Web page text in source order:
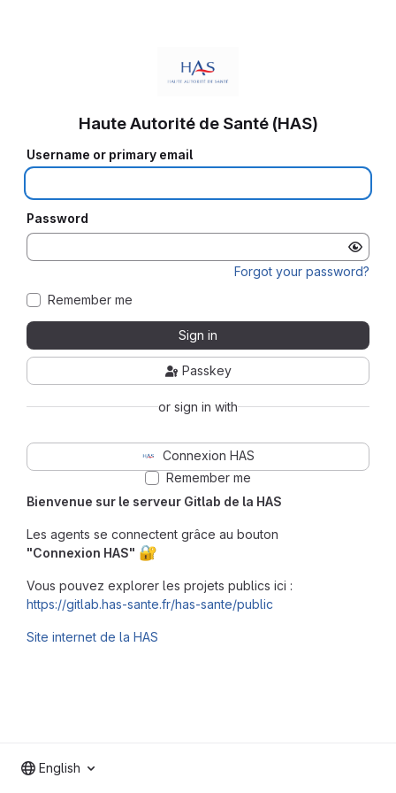
Bienvenue sur le serveur Gitlab de la HAS
Les agents se connectent grâce au bouton
"Connexion HAS" 🔐
Vous pouvez explorer les projets publics ici :
https://gitlab.has-sante.fr/has-sante/public
Site internet de la HAS
Haute Autorité de Santé (HAS)
Username or primary email
Password
Forgot your password?
Remember me
Sign in
Passkey
or sign in with
Connexion HAS
Remember me
English